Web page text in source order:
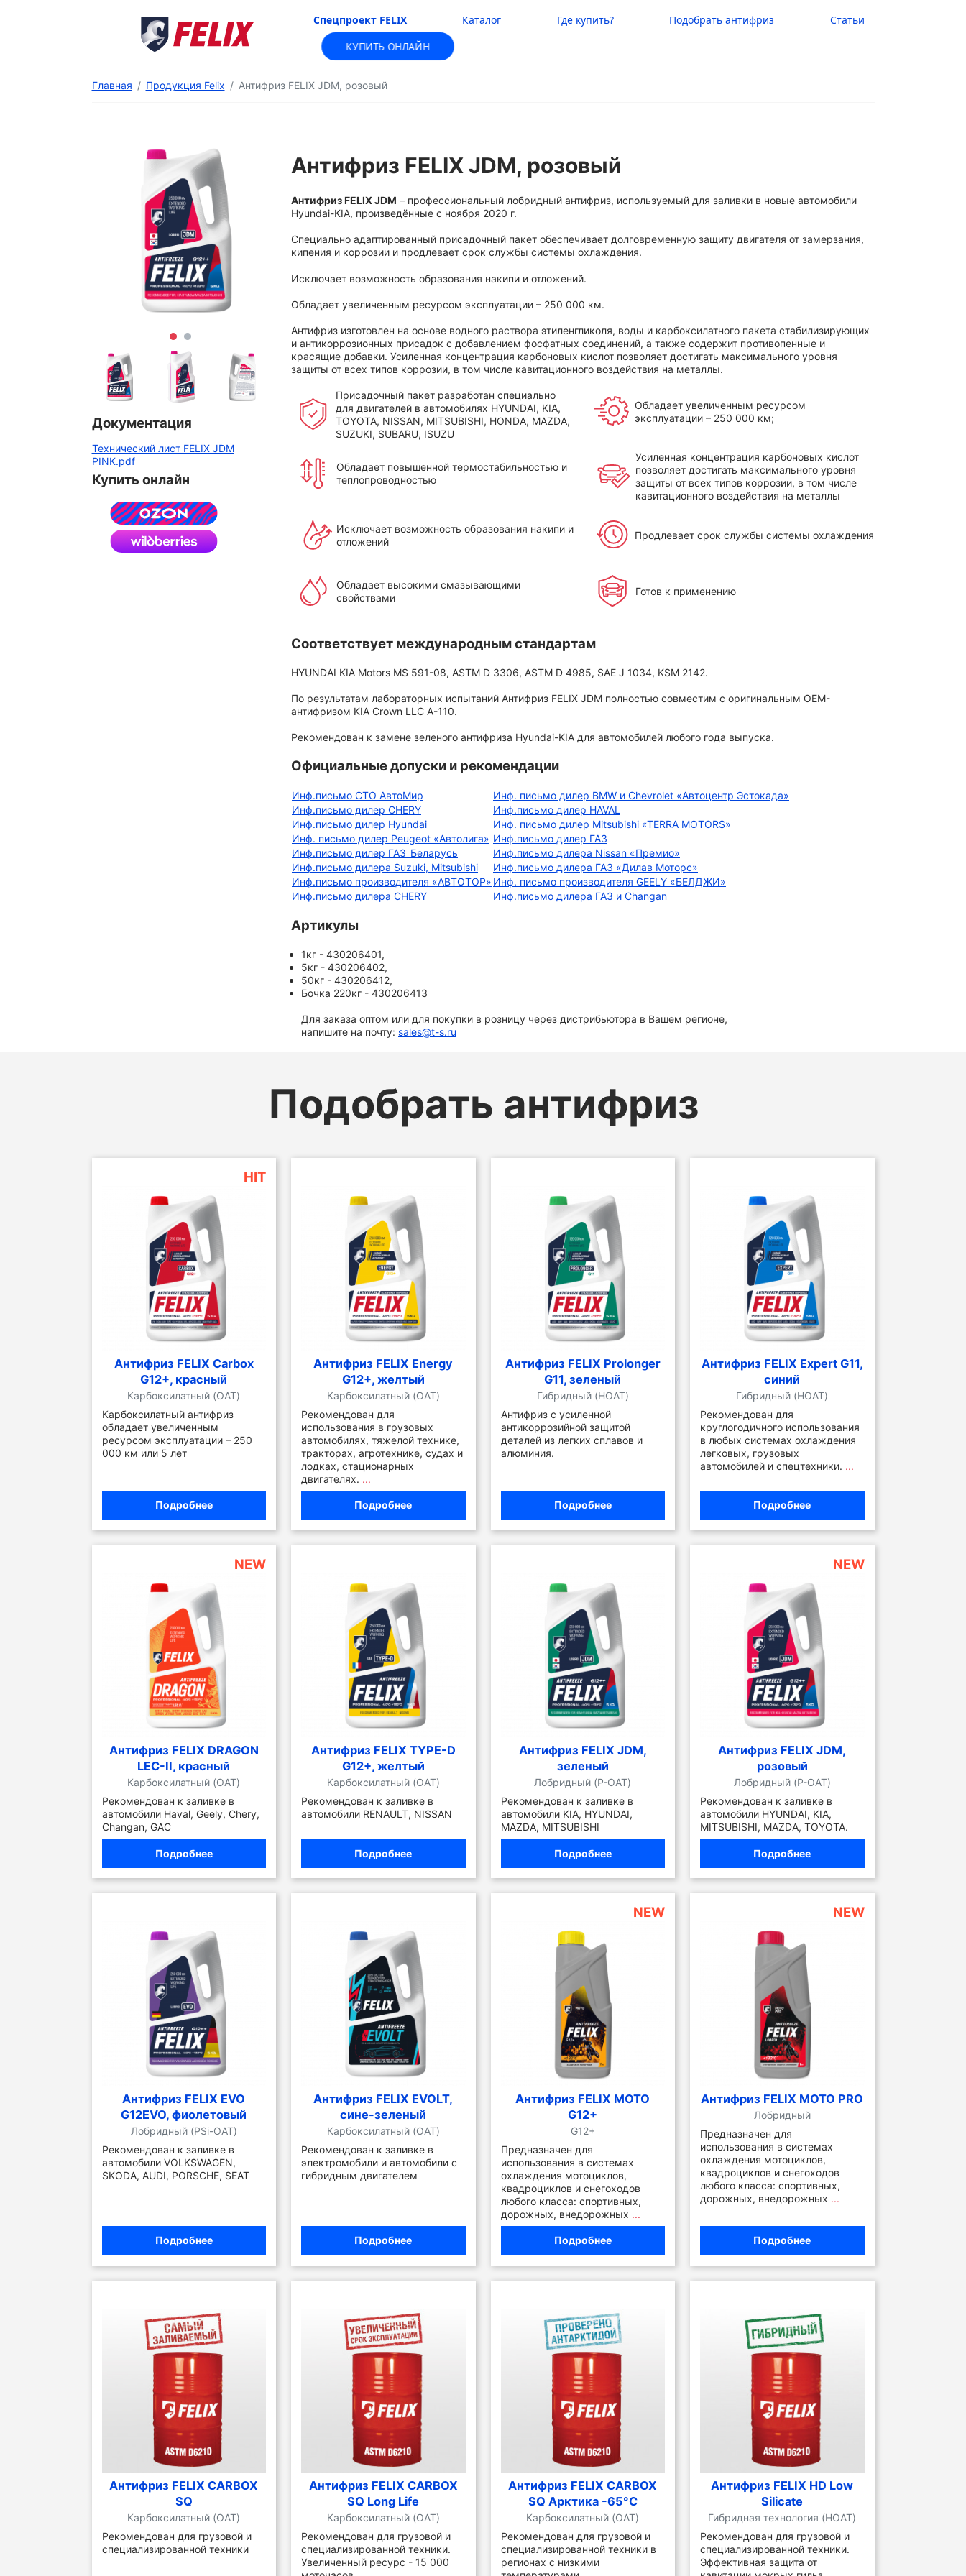
Спецпроект FELIX Каталог Где купить? Подобрать антифриз Статьи
КУПИТЬ ОНЛАЙН
Главная Продукция Felix Антифриз FELIX JDM, розовый
Документация
Технический лист FELIX JDM
PINK.pdf
Купить онлайн
Антифриз FELIX JDM, розовый
Антифриз FELIX JDM – профессиональный лобридный антифриз, используемый для заливки в новые автомобили
Hyundai-KIA, произведённые с ноября 2020 г.
Специально адаптированный присадочный пакет обеспечивает долговременную защиту двигателя от замерзания,
кипения и коррозии и продлевает срок службы системы охлаждения.
Исключает возможность образования накипи и отложений.
Обладает увеличенным ресурсом эксплуатации – 250 000 км.
Антифриз изготовлен на основе водного раствора этиленгликоля, воды и карбоксилатного пакета стабилизирующих
и антикоррозионных присадок с добавлением фосфатных соединений, а также содержит противопенные и
красящие добавки. Усиленная концентрация карбоновых кислот позволяет достигать максимального уровня
защиты от всех типов коррозии, в том числе кавитационного воздействия на металлы.
Присадочный пакет разработан специально
для двигателей в автомобилях HYUNDAI, KIA,
TOYOTA, NISSAN, MITSUBISHI, HONDA, MAZDA,
SUZUKI, SUBARU, ISUZU
Обладает увеличенным ресурсом
эксплуатации – 250 000 км;
Обладает повышенной термостабильностью и
теплопроводностью
Усиленная концентрация карбоновых кислот
позволяет достигать максимального уровня
защиты от всех типов коррозии, в том числе
кавитационного воздействия на металлы
Исключает возможность образования накипи и
отложений
Продлевает срок службы системы охлаждения
Обладает высокими смазывающими
свойствами
Готов к применению
Соответствует международным стандартам
HYUNDAI KIA Motors MS 591-08, ASTM D 3306, ASTM D 4985, SAE J 1034, KSM 2142.
По результатам лабораторных испытаний Антифриз FELIX JDM полностью совместим с оригинальным OEM-
антифризом KIA Crown LLC A-110.
Рекомендован к замене зеленого антифриза Hyundai-KIA для автомобилей любого года выпуска.
Официальные допуски и рекомендации
Инф.письмо СТО АвтоМир
Инф. письмо дилер BMW и Chevrolet «Автоцентр Эстокада»
Инф.письмо дилер CHERY
Инф.письмо дилер HAVAL
Инф.письмо дилер Hyundai
Инф. письмо дилер Mitsubishi «TERRA MOTORS»
Инф. письмо дилер Peugeot «Автолига» Инф.письмо дилер ГАЗ
Инф.письмо дилер ГАЗ_Беларусь
Инф.письмо дилера Nissan «Премио»
Инф.письмо дилера Suzuki, Mitsubishi
Инф.письмо дилера ГАЗ «Дилав Моторс»
Инф.письмо производителя «АВТОТОР» Инф. письмо производителя GEELY «БЕЛДЖИ»
Инф.письмо дилера CHERY
Инф.письмо дилера ГАЗ и Changan
Артикулы
1кг - 430206401,
5кг - 430206402,
50кг - 430206412,
Бочка 220кг - 430206413
Для заказа оптом или для покупки в розницу через дистрибьютора в Вашем регионе,
напишите на почту: sales@t-s.ru
Подобрать антифриз
HIT
Антифриз FELIX Carbox
G12+, красный
Карбоксилатный (OAT)
Карбоксилатный антифриз
обладает увеличенным
ресурсом эксплуатации – 250
000 км или 5 лет
Подробнее
Антифриз FELIX Energy
G12+, желтый
Карбоксилатный (OAT)
Рекомендован для
использования в грузовых
автомобилях, тяжелой технике,
тракторах, агротехнике, судах и
лодках, стационарных
двигателях. ...
Подробнее
Антифриз FELIX Prolonger
G11, зеленый
Гибридный (HOAT)
Антифриз с усиленной
антикоррозийной защитой
деталей из легких сплавов и
алюминия.
Подробнее
Антифриз FELIX Expert G11,
синий
Гибридный (HOAT)
Рекомендован для
круглогодичного использования
в любых системах охлаждения
легковых, грузовых
автомобилей и спецтехники. ...
Подробнее
NEW
Антифриз FELIX DRAGON
LEC-II, красный
Карбоксилатный (OAT)
Рекомендован к заливке в
автомобили Haval, Geely, Chery,
Changan, GAC
Подробнее
Антифриз FELIX TYPE-D
G12+, желтый
Карбоксилатный (OAT)
Рекомендован к заливке в
автомобили RENAULT, NISSAN
Подробнее
Антифриз FELIX JDM,
зеленый
Лобридный (P-OAT)
Рекомендован к заливке в
автомобили KIA, HYUNDAI,
MAZDA, MITSUBISHI
Подробнее
NEW
Антифриз FELIX JDM,
розовый
Лобридный (P-OAT)
Рекомендован к заливке в
автомобили HYUNDAI, KIA,
MITSUBISHI, MAZDA, TOYOTA.
Подробнее
Антифриз FELIX EVO
G12EVO, фиолетовый
Лобридный (PSi-OAT)
Рекомендован к заливке в
автомобили VOLKSWAGEN,
SKODA, AUDI, PORSCHE, SEAT
Подробнее
Антифриз FELIX EVOLT,
сине-зеленый
Карбоксилатный (OAT)
Рекомендован к заливке в
электромобили и автомобили с
гибридным двигателем
Подробнее
NEW
Антифриз FELIX MOTO
G12+
G12+
Предназначен для
использования в системах
охлаждения мотоциклов,
квадроциклов и снегоходов
любого класса: спортивных,
дорожных, внедорожных ...
Подробнее
NEW
Антифриз FELIX MOTO PRO
Лобридный
Предназначен для
использования в системах
охлаждения мотоциклов,
квадроциклов и снегоходов
любого класса: спортивных,
дорожных, внедорожных ...
Подробнее
Антифриз FELIX CARBOX
SQ
Карбоксилатный (OAT)
Рекомендован для грузовой и
специализированной техники
Антифриз FELIX CARBOX
SQ Long Life
Карбоксилатный (OAT)
Рекомендован для грузовой и
специализированной техники.
Увеличенный ресурс - 15 000
Антифриз FELIX CARBOX
SQ Арктика -65°C
Карбоксилатный (OAT)
Рекомендован для грузовой и
специализированной техники в
регионах с низкими
Антифриз FELIX HD Low
Silicate
Гибридная технология (HOAT)
Рекомендован для грузовой и
специализированной техники.
Эффективная защита от